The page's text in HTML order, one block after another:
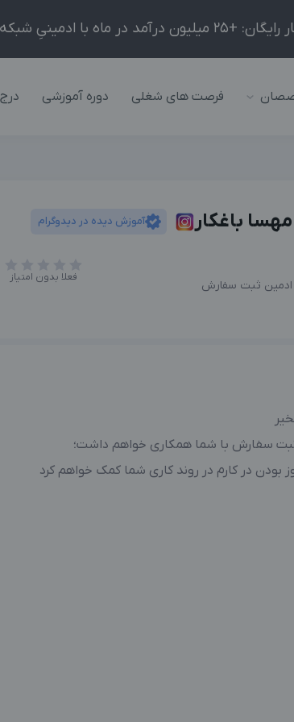
درآمد در ماه با ادمینیِ شبکه‌های اجتماعی داخلی و خارجی!
فرصت های شغلی دوره آموزشی
مهسا باغکار آموزش دیده در دیدوگرام
ادمین ثبت سفارش
فعلا بدون امتیاز
ثبت سفارش با شما همکاری خواهم داشت؛
بودن در کارم در روند کاری شما کمک خواهم کرد